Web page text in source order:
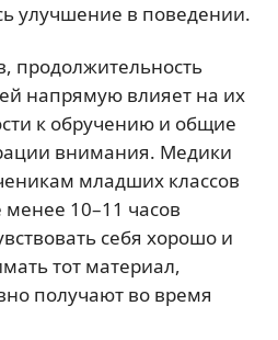
улучшение в поведении.
продолжительность
напрямую влияет на их
к обручению и общие
внимания. Медики
младших классов
10–11 часов
себя хорошо и
тот материал,
получают во время